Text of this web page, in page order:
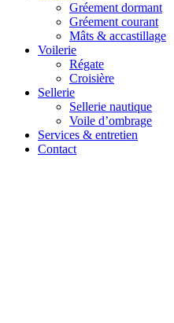
Gréement dormant
Gréement courant
Mâts & accastillage
Voilerie
Régate
Croisière
Sellerie
Sellerie nautique
Voile d’ombrage
Services & entretien
Contact